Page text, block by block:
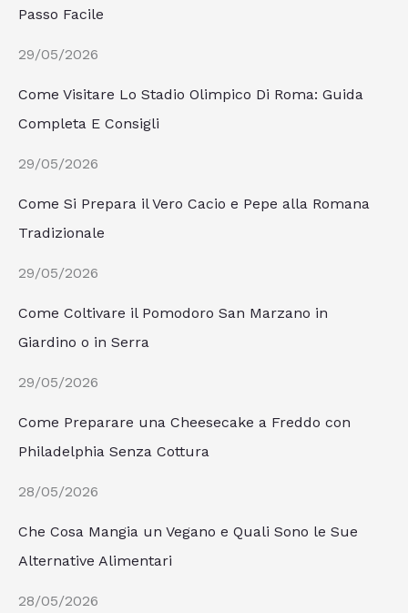
Passo Facile
29/05/2026
Come Visitare Lo Stadio Olimpico Di Roma: Guida
Completa E Consigli
29/05/2026
Come Si Prepara il Vero Cacio e Pepe alla Romana
Tradizionale
29/05/2026
Come Coltivare il Pomodoro San Marzano in
Giardino o in Serra
29/05/2026
Come Preparare una Cheesecake a Freddo con
Philadelphia Senza Cottura
28/05/2026
Che Cosa Mangia un Vegano e Quali Sono le Sue
Alternative Alimentari
28/05/2026